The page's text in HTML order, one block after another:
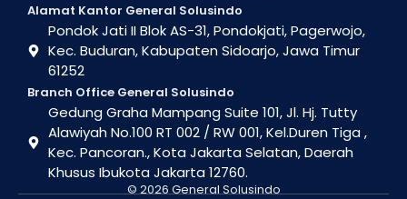
Alamat Kantor General Solusindo
Pondok Jati II Blok AS-31, Pondokjati, Pagerwojo,
Kec. Buduran, Kabupaten Sidoarjo, Jawa Timur
61252
Branch Office General Solusindo
Gedung Graha Mampang Suite 101, Jl. Hj. Tutty
Alawiyah No.100 RT 002 / RW 001, Kel.Duren Tiga ,
Kec. Pancoran., Kota Jakarta Selatan, Daerah
Khusus Ibukota Jakarta 12760.
© 2026 General Solusindo